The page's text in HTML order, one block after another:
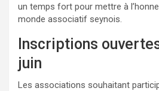
un temps fort pour mettre à
monde associatif seynois.
Inscriptions
juin
Les associations souhaitant